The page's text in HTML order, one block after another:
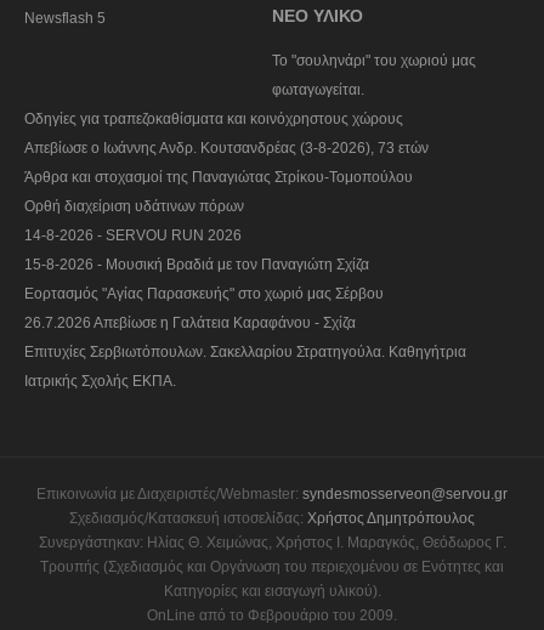
Newsflash 5
ΝΕΟ ΥΛΙΚΟ
To "σουληνάρι" του χωριού μας
φωταγωγείται.
Οδηγίες για τραπεζοκαθίσματα και κοινόχρηστους χώρους
Απεβίωσε ο Ιωάννης Ανδρ. Κουτσανδρέας (3-8-2026), 73 ετών
Άρθρα και στοχασμοί της Παναγιώτας Στρίκου-Τομοπούλου
Ορθή διαχείριση υδάτινων πόρων
14-8-2026 - SERVOU RUN 2026
15-8-2026 - Μουσική Βραδιά με τον Παναγιώτη Σχίζα
Εορτασμός "Αγίας Παρασκευής" στο χωριό μας Σέρβου
26.7.2026 Απεβίωσε η Γαλάτεια Καραφάνου - Σχίζα
Επιτυχίες Σερβιωτόπουλων. Σακελλαρίου Στρατηγούλα. Καθηγήτρια
Ιατρικής Σχολής ΕΚΠΑ.
Επικοινωνία με Διαχειριστές/Webmaster: syndesmosserveon@servou.gr
Σχεδιασμός/Κατασκευή ιστοσελίδας: Χρήστος Δημητρόπουλος
Συνεργάστηκαν: Ηλίας Θ. Χειμώνας, Χρήστος Ι. Μαραγκός, Θεόδωρος Γ.
Τρουπής (Σχεδιασμός και Οργάνωση του περιεχομένου σε Ενότητες και
Κατηγορίες και εισαγωγή υλικού).
OnLine από το Φεβρουάριο του 2009.